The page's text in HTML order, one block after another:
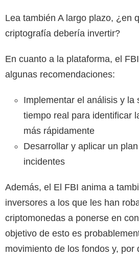
Lea también A largo plazo, ¿en
criptografía debería invertir?
En cuanto a la plataforma, el
algunas recomendaciones:
Implementar el análisis y la
tiempo real para identificar
más rápidamente
Desarrollar y aplicar un
incidentes
Además, el El FBI anima a
inversores a los que les han
criptomonedas a ponerse en
objetivo de esto es
movimiento de los fondos y, por